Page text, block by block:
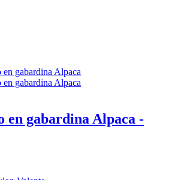
en gabardina Alpaca -